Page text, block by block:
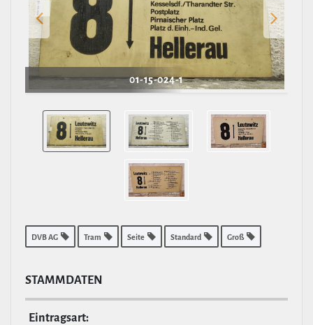
01-15-024-1
DVB AG Tram Seite Standard Groß
STAMM­DATEN
Ein­tragsart: